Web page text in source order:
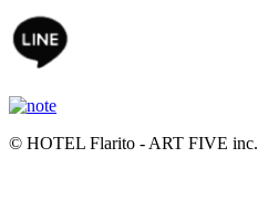
© HOTEL Flarito - ART FIVE inc.